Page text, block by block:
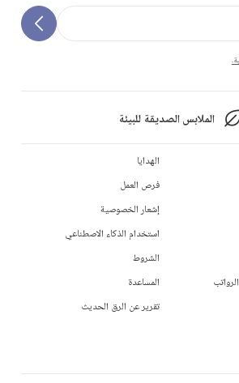
الملابس الصديقة للبيئة
الهدايا
فرص العمل
إشعار الخصوصية
استخدام الذكاء الاصطناعي
الشروط
المساعدة
تقرير عن الرق الحديث